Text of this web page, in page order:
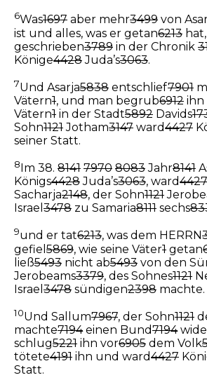
6Was1697 aber mehr3499 von
ist und alles, was er getan6213
geschrieben3789 in der Chronik
Könige4428Juda’s3063.
7Und Asarja5838 entschlief7901
Vätern1, und man begrub6912 ihn
Vätern1 in der Stadt5892 Davids
Sohn1121Jotham3147 ward4427
seiner Statt.
8 Im 38. 8141 7970 8083Jahr8141
Königs4428Juda’s3063, ward4427
Sacharja2148, der Sohn1121
Israel 3478 zu Samaria8111 sechs
9und er tat6213, was dem HERRN
gefiel 5869, wie seine Väter1 getan
ließ5493 nicht ab5493 von den
Jerobeams3379, des Sohnes1121
Israel 3478 sündigen2398 machte.
10Und Sallum7967, der Sohn1121
machte7194einen Bund7194
schlug5221 ihn vor6905 dem Volk
tötete4191 ihn und ward4427
Statt.